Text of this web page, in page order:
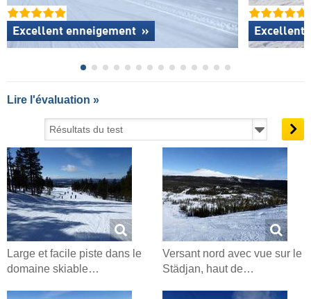
Excellent enneigement » Excellente
Lire l'évaluation »
Large et facile piste dans le
domaine skiable…
Versant nord avec vue sur le
Städjan, haut de…